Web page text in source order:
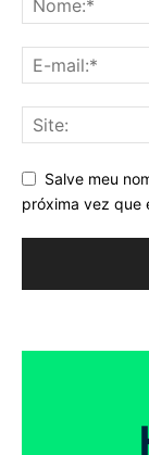
Salve meu
próxima vez que